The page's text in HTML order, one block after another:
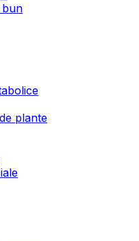
bun
plante